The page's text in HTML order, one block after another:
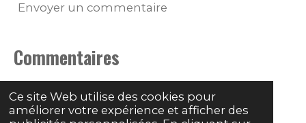
Ce site Web utilise des cookies pour
améliorer votre expérience et afficher des
Envoyer un commentaire
Commentaires
Il n'y a pas encore de commentaire.